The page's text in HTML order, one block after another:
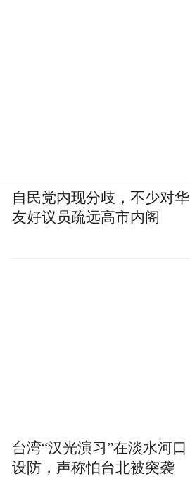
自民党内现分歧，不少对华
友好议员疏远高市内阁
台湾“汉光演习”在淡水河口
设防，声称怕台北被突袭